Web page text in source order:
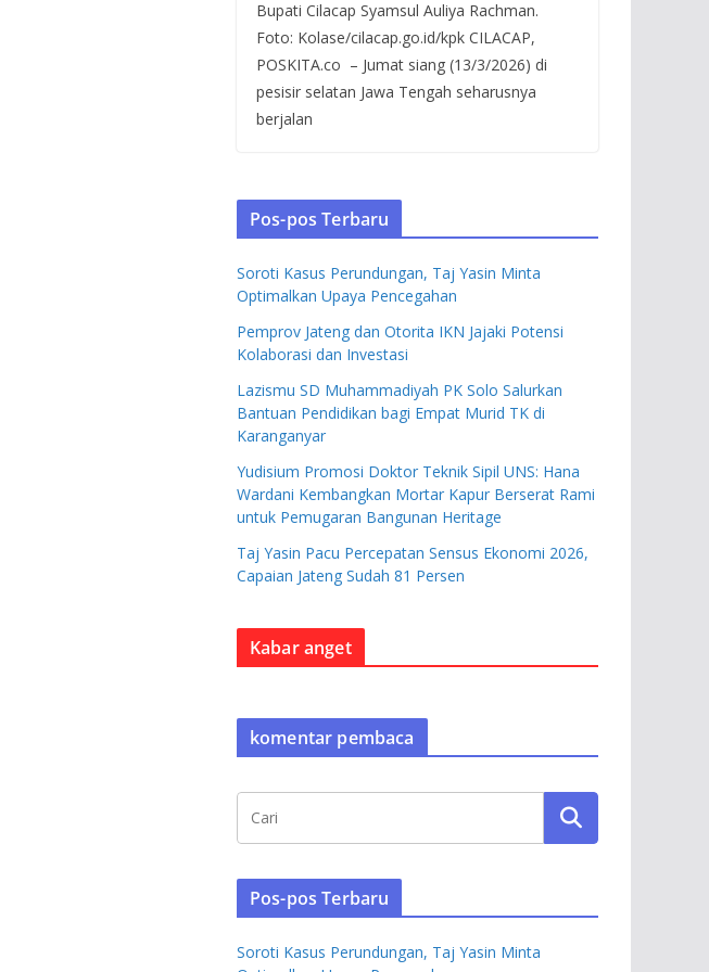
Bupati Cilacap Syamsul Auliya Rachman.
Foto: Kolase/cilacap.go.id/kpk CILACAP,
POSKITA.co – Jumat siang (13/3/2026) di
pesisir selatan Jawa Tengah seharusnya
berjalan
Pos-pos Terbaru
Soroti Kasus Perundungan, Taj Yasin Minta
Optimalkan Upaya Pencegahan
Pemprov Jateng dan Otorita IKN Jajaki Potensi
Kolaborasi dan Investasi
Lazismu SD Muhammadiyah PK Solo Salurkan
Bantuan Pendidikan bagi Empat Murid TK di
Karanganyar
Yudisium Promosi Doktor Teknik Sipil UNS: Hana
Wardani Kembangkan Mortar Kapur Berserat Rami
untuk Pemugaran Bangunan Heritage
Taj Yasin Pacu Percepatan Sensus Ekonomi 2026,
Capaian Jateng Sudah 81 Persen
Kabar anget
komentar pembaca
Pos-pos Terbaru
Soroti Kasus Perundungan, Taj Yasin Minta